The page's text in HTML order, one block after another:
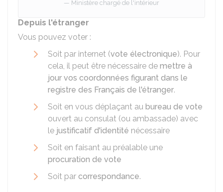
Ministère chargé de l'intérieur
Depuis l'étranger
Vous pouvez voter :
Soit par internet (vote électronique). Pour
cela, il peut être nécessaire de mettre à
jour vos coordonnées figurant dans le
registre des Français de l'étranger.
Soit en vous déplaçant au bureau de vote
ouvert au consulat (ou ambassade) avec
le justificatif d'identité nécessaire
Soit en faisant au préalable une
procuration de vote
Soit par correspondance.